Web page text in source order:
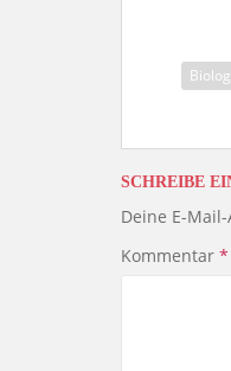
SCHREIBE
Deine E-
Kommentar *